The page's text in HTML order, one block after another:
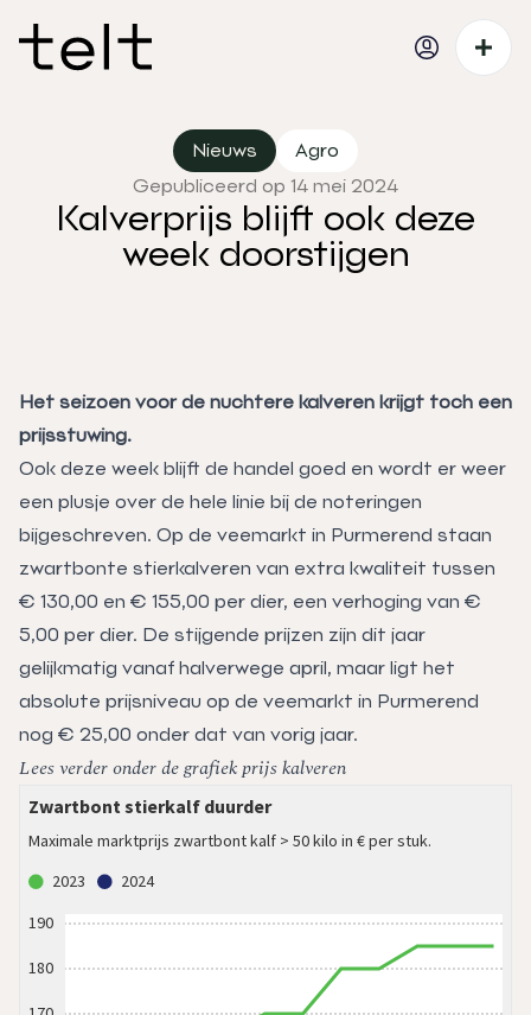
Nieuws
Agro
Gepubliceerd op 14 mei 2024
Kalverprijs blijft ook deze
week doorstijgen
Het seizoen voor de nuchtere kalveren krijgt toch een
prijsstuwing.
Ook deze week blijft de handel goed en wordt er weer
een plusje over de hele linie bij de noteringen
bijgeschreven. Op de veemarkt in Purmerend staan
zwartbonte stierkalveren van extra kwaliteit tussen
€ 130,00 en € 155,00 per dier, een verhoging van €
5,00 per dier. De stijgende prijzen zijn dit jaar
gelijkmatig vanaf halverwege april, maar ligt het
absolute prijsniveau op de veemarkt in Purmerend
nog € 25,00 onder dat van vorig jaar.
Lees verder onder de grafiek prijs kalveren